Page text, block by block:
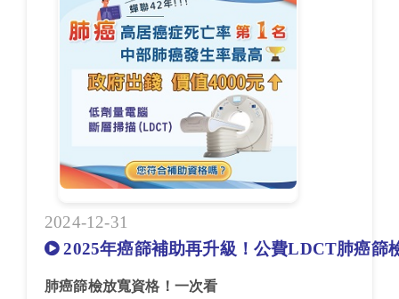
2024-12-31
2025年癌篩補助再升級！公費LDCT肺癌篩
肺癌篩檢放寬資格！一次看